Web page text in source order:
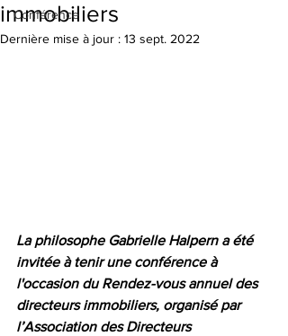
Conférence
immobiliers
Dernière mise à jour : 13 sept. 2022
La philosophe Gabrielle Halpern a été
invitée à tenir une conférence à
l'occasion du Rendez-vous annuel des
directeurs immobiliers, organisé par
l’Association des Directeurs